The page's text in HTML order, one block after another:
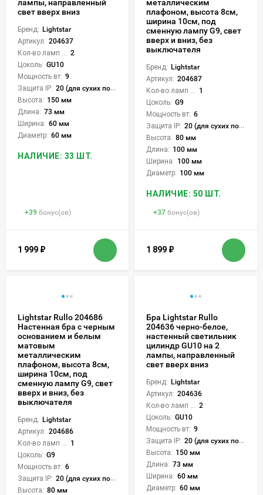
лампы, направленный
свет вверх вниз
Бренд: Lightstar
Артикул: 204637
2
Цоколь: GU10
Мощность вт: 9
Защита IP: 20 (для сухих пом.)
Высота: 150 мм
Длина: 73 мм
Ширина: 60 мм
Диаметр: 60 мм
НАЛИЧИЕ: 33 ШТ.
+39 бонус(ов)
1 999 ₽
металлическим
плафоном, высота 8см,
ширина 10см, под
сменную лампу G9, свет
вверх и вниз, без
выключателя
Бренд: Lightstar
Артикул: 204687
1
Цоколь: G9
Мощность вт: 6
Защита IP: 20 (для сухих пом.)
Высота: 80 мм
Длина: 100 мм
Ширина: 100 мм
Диаметр: 100 мм
НАЛИЧИЕ: 50 ШТ.
+37 бонус(ов)
1 899 ₽
Lightstar Rullo 204686
Настенная бра с черным
основанием и белым
матовым
металлическим
плафоном, высота 8см,
ширина 10см, под
сменную лампу G9, свет
вверх и вниз, без
выключателя
Бренд: Lightstar
Артикул: 204686
1
Цоколь: G9
Мощность вт: 6
Защита IP: 20 (для сухих пом.)
Высота: 80 мм
Бра Lightstar Rullo
204636 черно-белое,
настенный светильник
цилиндр GU10 на 2
лампы, направленный
свет вверх вниз
Бренд: Lightstar
Артикул: 204636
2
Цоколь: GU10
Мощность вт: 9
Защита IP: 20 (для сухих пом.)
Высота: 150 мм
Длина: 73 мм
Ширина: 60 мм
Диаметр: 60 мм